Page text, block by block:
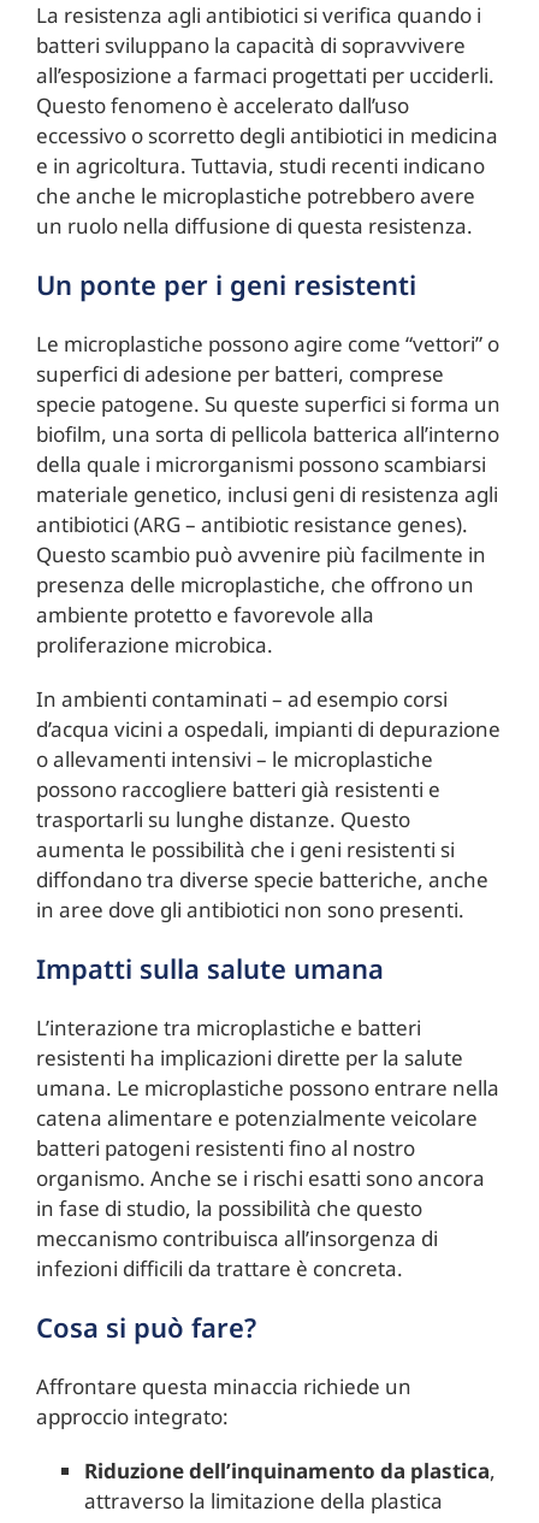
La resistenza agli antibiotici si verifica quando i
batteri sviluppano la capacità di sopravvivere
all’esposizione a farmaci progettati per ucciderli.
Questo fenomeno è accelerato dall’uso
eccessivo o scorretto degli antibiotici in medicina
e in agricoltura. Tuttavia, studi recenti indicano
che anche le microplastiche potrebbero avere
un ruolo nella diffusione di questa resistenza.
Un ponte per i geni resistenti
Le microplastiche possono agire come “vettori” o
superfici di adesione per batteri, comprese
specie patogene. Su queste superfici si forma un
biofilm, una sorta di pellicola batterica all’interno
della quale i microrganismi possono scambiarsi
materiale genetico, inclusi geni di resistenza agli
antibiotici (ARG – antibiotic resistance genes).
Questo scambio può avvenire più facilmente in
presenza delle microplastiche, che offrono un
ambiente protetto e favorevole alla
proliferazione microbica.
In ambienti contaminati – ad esempio corsi
d’acqua vicini a ospedali, impianti di depurazione
o allevamenti intensivi – le microplastiche
possono raccogliere batteri già resistenti e
trasportarli su lunghe distanze. Questo
aumenta le possibilità che i geni resistenti si
diffondano tra diverse specie batteriche, anche
in aree dove gli antibiotici non sono presenti.
Impatti sulla salute umana
L’interazione tra microplastiche e batteri
resistenti ha implicazioni dirette per la salute
umana. Le microplastiche possono entrare nella
catena alimentare e potenzialmente veicolare
batteri patogeni resistenti fino al nostro
organismo. Anche se i rischi esatti sono ancora
in fase di studio, la possibilità che questo
meccanismo contribuisca all’insorgenza di
infezioni difficili da trattare è concreta.
Cosa si può fare?
Affrontare questa minaccia richiede un
approccio integrato:
Riduzione dell’inquinamento da plastica,
attraverso la limitazione della plastica